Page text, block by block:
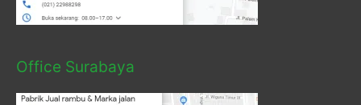
Office Surabaya